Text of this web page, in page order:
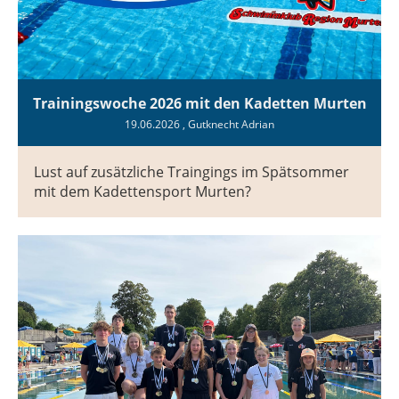
Trainingswoche 2026 mit den Kadetten Murten
19.06.2026 , Gutknecht Adrian
Lust auf zusätzliche Traingings im Spätsommer
mit dem Kadettensport Murten?